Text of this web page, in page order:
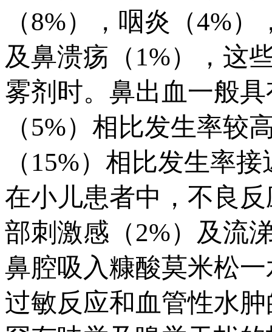
（8%），咽炎（4%
及鼻溃疡（1%），这
雾剂时。鼻出血一般
（5%）相比发生率较
（15%）相比发生率
在小儿患者中，不良
部刺激感（2%）及流
鼻腔吸入糠酸莫米松
过敏反应和血管性水